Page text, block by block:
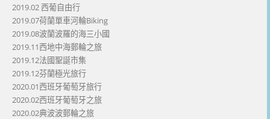
2019.02 西葡自由行
2019.07荷蘭單車河輪Biking
2019.08波蘭波羅的海三小國
2019.11西地中海郵輪之旅
2019.12法國聖誕市集
2019.12芬蘭極光旅行
2020.01西班牙葡萄牙旅行
2020.02西班牙葡萄牙之旅
2020.02典波波郵輪之旅